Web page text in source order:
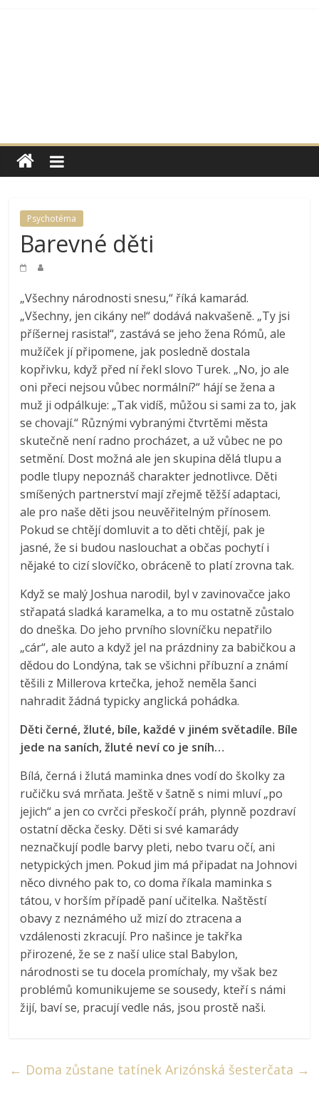
Moje
rodina
a
já
Internetová
podoba
magazínu
Moje
rodina
Psychotéma
Barevné děti
„Všechny národnosti snesu,“ říká kamarád.
„Všechny, jen cikány ne!“ dodává nakvašeně. „Ty jsi
příšernej rasista!“, zastává se jeho žena Rómů, ale
mužíček jí připomene, jak posledně dostala
kopřivku, když před ní řekl slovo Turek. „No, jo ale
oni přeci nejsou vůbec normální?“ hájí se žena a
muž ji odpálkuje: „Tak vidíš, můžou si sami za to, jak
se chovají.“ Různými vybranými čtvrtěmi města
skutečně není radno procházet, a už vůbec ne po
setmění. Dost možná ale jen skupina dělá tlupu a
podle tlupy nepoznáš charakter jednotlivce. Děti
smíšených partnerství mají zřejmě těžší adaptaci,
ale pro naše děti jsou neuvěřitelným přínosem.
Pokud se chtějí domluvit a to děti chtějí, pak je
jasné, že si budou naslouchat a občas pochytí i
nějaké to cizí slovíčko, obráceně to platí zrovna tak.
Když se malý Joshua narodil, byl v zavinovačce jako
střapatá sladká karamelka, a to mu ostatně zůstalo
do dneška. Do jeho prvního slovníčku nepatřilo
„cár“, ale auto a když jel na prázdniny za babičkou a
dědou do Londýna, tak se všichni příbuzní a známí
těšili z Millerova krtečka, jehož neměla šanci
nahradit žádná typicky anglická pohádka.
Děti černé, žluté, bíle, každé v jiném světadíle. Bíle
jede na saních, žluté neví co je sníh…
Bílá, černá i žlutá maminka dnes vodí do školky za
ručičku svá mrňata. Ještě v šatně s nimi mluví „po
jejich“ a jen co cvrčci přeskočí práh, plynně pozdraví
ostatní děcka česky. Děti si své kamarády
neznačkují podle barvy pleti, nebo tvaru očí, ani
netypických jmen. Pokud jim má připadat na Johnovi
něco divného pak to, co doma říkala maminka s
tátou, v horším případě paní učitelka. Naštěstí
obavy z neznámého už mizí do ztracena a
vzdálenosti zkracují. Pro našince je takřka
přirozené, že se z naší ulice stal Babylon,
národnosti se tu docela promíchaly, my však bez
problémů komunikujeme se sousedy, kteří s námi
žijí, baví se, pracují vedle nás, jsou prostě naši.
← Doma zůstane tatínek Arizónská šesterčata →